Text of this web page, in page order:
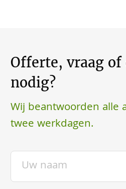
Offerte, vraag of
nodig?
Wij beantwoorden alle
twee werkdagen.